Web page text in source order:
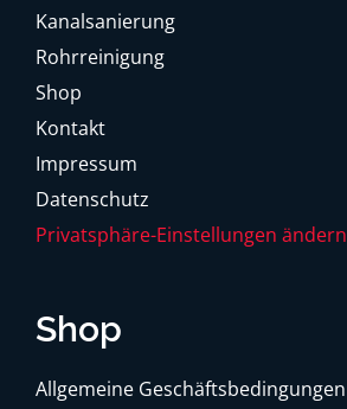
Kanalsanierung
Rohrreinigung
Shop
Kontakt
Impressum
Datenschutz
Privatsphäre-Einstellungen ändern
Shop
Allgemeine Geschäftsbedingungen